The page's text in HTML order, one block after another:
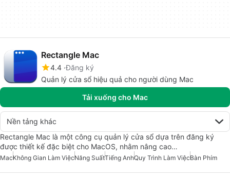
Rectangle Mac
4.4 Đăng ký
Quản lý cửa sổ hiệu quả cho người dùng Mac
Tải xuống cho Mac
Nền tảng khác
Rectangle Mac là một công cụ quản lý cửa sổ dựa trên đăng ký
được thiết kế đặc biệt cho MacOS, nhằm nâng cao…
MacKhông Gian Làm ViệcNăng SuấtTiếng AnhQuy Trình Làm ViệcBàn Phím